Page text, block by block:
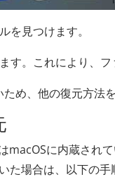
を見つけます。
。これにより、フ
め、他の復元方法
に内蔵され
場合は、以下の